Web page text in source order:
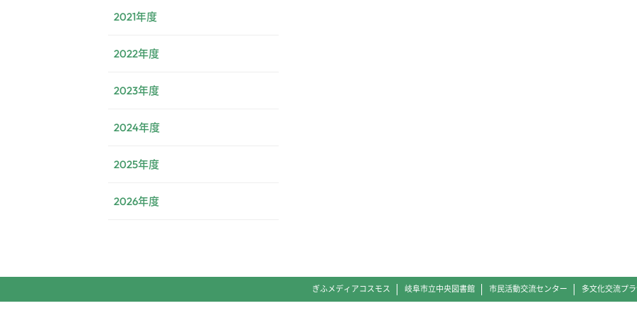
2021年度
2022年度
2023年度
2024年度
2025年度
2026年度
ぎふメディアコスモス 岐阜市立中央図書館 市民活動交流センター 多文化交流プ